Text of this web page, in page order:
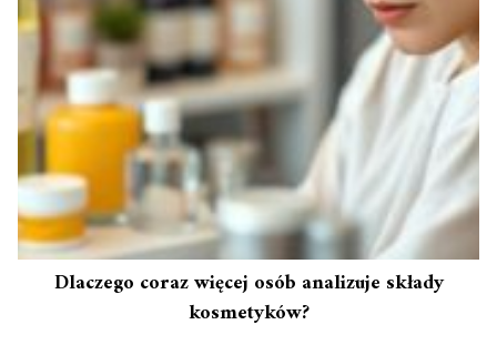
Dlaczego coraz więcej osób analizuje składy
kosmetyków?